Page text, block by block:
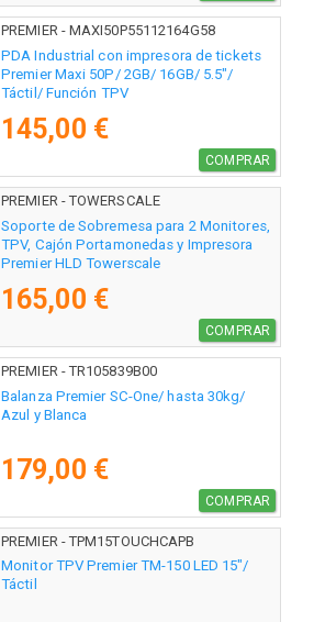
PREMIER - MAXI50P55112164G58
PDA Industrial con impresora de tickets
Premier Maxi 50P/ 2GB/ 16GB/ 5.5"/
Táctil/ Función TPV
145,00 €
COMPRAR
PREMIER - TOWERSCALE
Soporte de Sobremesa para 2 Monitores,
TPV, Cajón Portamonedas y Impresora
Premier HLD Towerscale
165,00 €
COMPRAR
PREMIER - TR105839B00
Balanza Premier SC-One/ hasta 30kg/
Azul y Blanca
179,00 €
COMPRAR
PREMIER - TPM15TOUCHCAPB
Monitor TPV Premier TM-150 LED 15"/
Táctil